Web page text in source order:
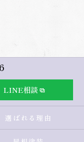
LINE相談
選ばれる理由